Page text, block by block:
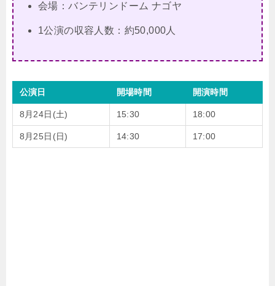
会場：バンテリンドーム ナゴヤ
1公演の収容人数：約50,000人
公演日 開場時間 開演時間
8月24日(土) 15:30 18:00
8月25日(日) 14:30 17:00